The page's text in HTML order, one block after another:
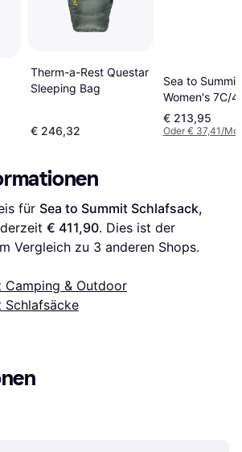
Therm-a-Rest Questar
Sleeping Bag
€ 246,32
Sea to
Women's 7C/
Daunen-
€ 213,95
Oder € 37,41/
für Sea to Summit Schlafsack,
€ 411,90. Dies ist der
Vergleich zu 3 anderen Shops.
Camping & Outdoor
Schlafsäcke